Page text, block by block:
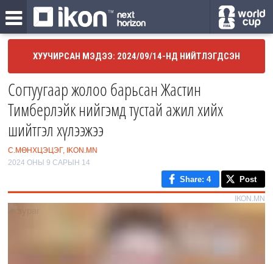
ХУУЧИРСАН МЭДЭЭ: 2024/09/14-НД НИЙТЛЭГДСЭН
Согтуугаар жолоо барьсан Жастин
Тимберлэйк нийгэмд тустай ажил хийх
шийтгэл хүлээжээ
С.МӨНХЦЭЦЭГ, IKON.MN
2024 ОНЫ 9 САРЫН 14
Share: 4 Post
IKON.MN